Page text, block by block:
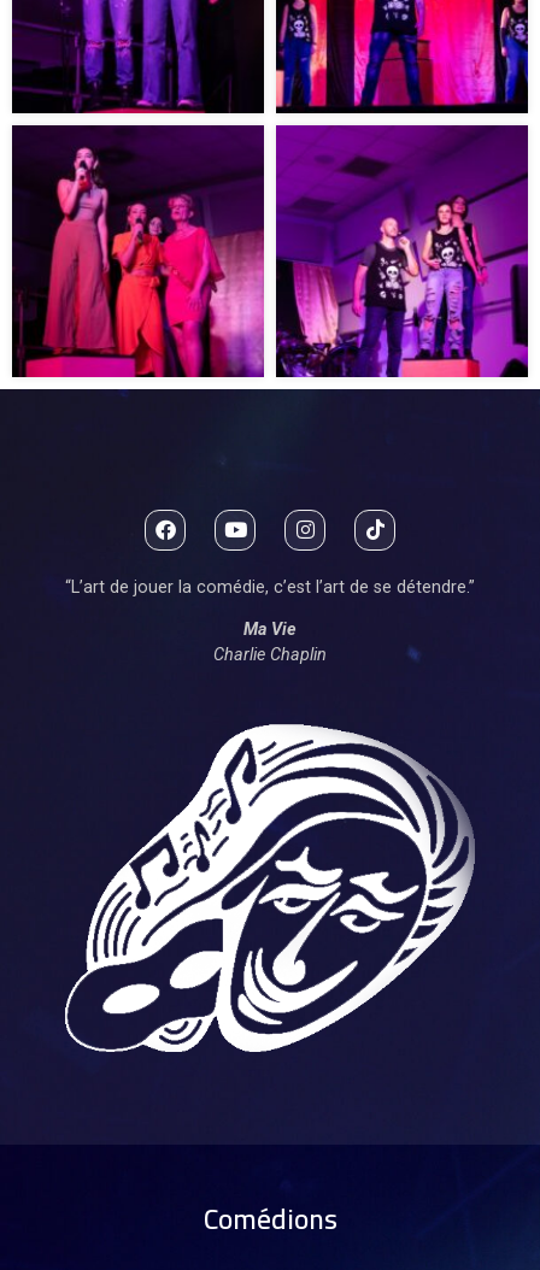
Comédions
“L’art de jouer la comédie, c’est l’art de se détendre.”
Ma Vie
Charlie Chaplin